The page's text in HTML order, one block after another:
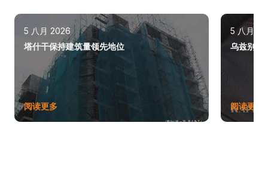
5 八月 2026
塔什干保持建筑量领先地位
阅读更多
5 八月
乌兹别克
阅读更多